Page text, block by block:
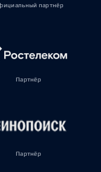
партнёр
Партнёр
Партнёр